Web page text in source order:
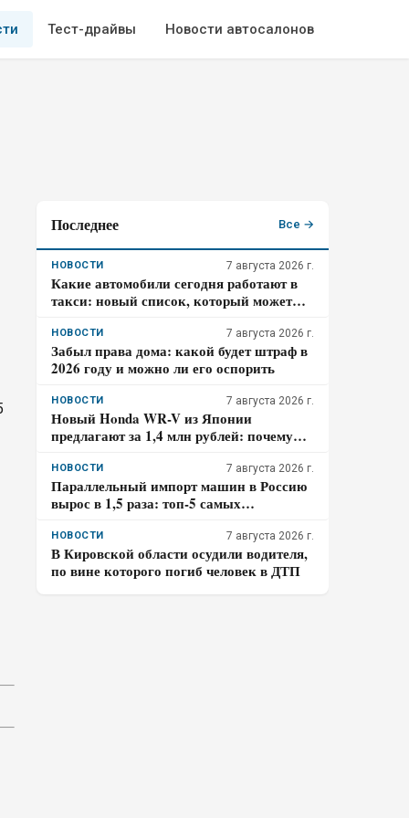
Тест-драйвы Новости автосалонов
Последнее Все →
НОВОСТИ 7 августа 2026 г.
Какие автомобили сегодня работают в
такси: новый список, который может
НОВОСТИ 7 августа 2026 г.
Забыл права дома: какой будет штраф в
2026 году и можно ли его оспорить
НОВОСТИ 7 августа 2026 г.
Новый Honda WR-V из Японии
предлагают за 1,4 млн рублей: почему
доставку, таможенные платежи и ЭПТС
НОВОСТИ 7 августа 2026 г.
Параллельный импорт машин в Россию
вырос в 1,5 раза: топ-5 самых
НОВОСТИ 7 августа 2026 г.
В Кировской области осудили водителя,
по вине которого погиб человек в ДТП